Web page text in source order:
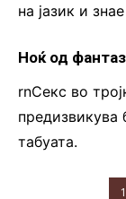
на јазик и
Ноќ од
rnСекс во
предизвикува
табуата.
1